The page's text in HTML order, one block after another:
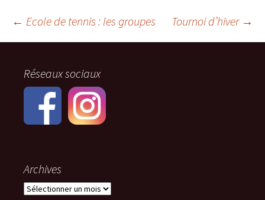
Navigation
des
articles
← Ecole de tennis : les groupes Tournoi d’hiver →
Réseaux sociaux
Archives
Archives